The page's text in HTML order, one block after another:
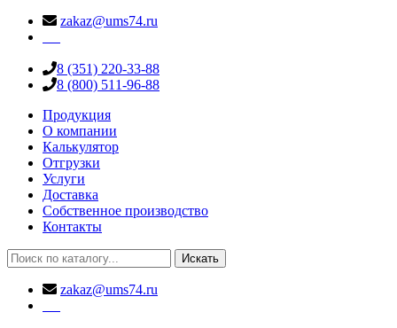
zakaz@ums74.ru
8 (351) 220-33-88
8 (800) 511-96-88
Продукция
О компании
Калькулятор
Отгрузки
Услуги
Доставка
Собственное производство
Контакты
Искать
zakaz@ums74.ru